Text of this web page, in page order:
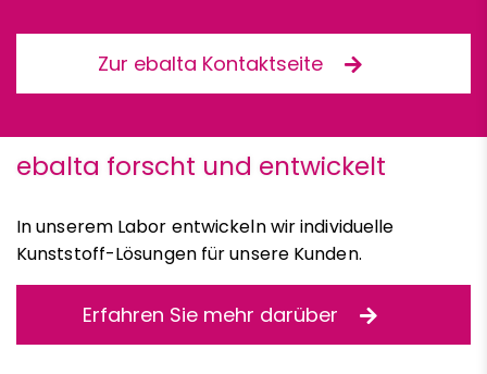
Zur ebalta Kontaktseite
ebalta forscht und entwickelt
In unserem Labor entwickeln wir individuelle
Kunststoff-Lösungen für unsere Kunden.
Erfahren Sie mehr darüber